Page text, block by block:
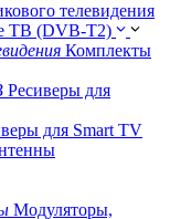
телевидения
ТВ (DVB-T2)
Комплекты
Ресиверы для
для Smart TV
Модуляторы,